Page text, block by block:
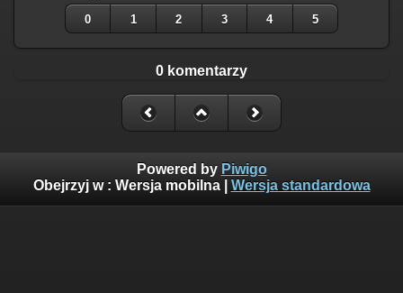
0 1 2 3 4 5
0 komentarzy
Powered by Piwigo
Obejrzyj w : Wersja mobilna| Wersja standardowa